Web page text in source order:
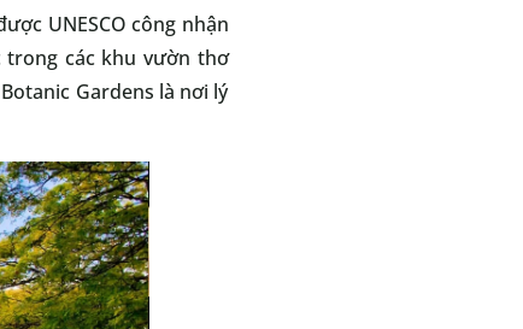
UNESCO công nhận
trong các khu vườn thơ
Gardens là nơi lý